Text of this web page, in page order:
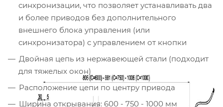
синхронизации, что позволяет устанавливать два
и более приводов без дополнительного
внешнего блока управления (или
синхронизатора) с управлением от кнопки
Двойная цепь из нержавеющей стали (подходит
для тяжелых окон)
Расположение цепи по центру привода
Ширина открывания: 600 - 750 - 1000 мм